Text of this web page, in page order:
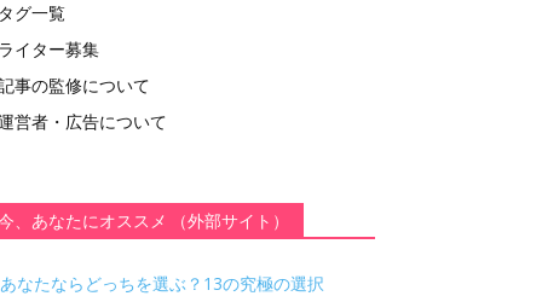
タグ一覧
ライター募集
事の監修について
営者・広告について
、あなたにオススメ （外部サイト）
あなたならどっちを選ぶ？13の究極の選択